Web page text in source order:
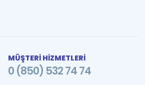
MÜŞTERİ HİZMETLERİ
0 (850) 532 74 74